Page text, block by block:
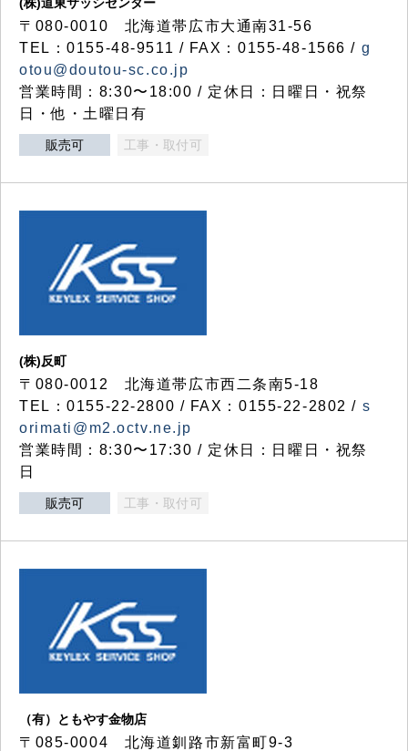
〒080-0010 北海道帯広市大通南31-56
TEL：0155-48-9511 / FAX：0155-48-1566 / g
otou@doutou-sc.co.jp
営業時間：8:30〜18:00 / 定休日：日曜日・祝祭
日・他・土曜日有
販売可 工事・取付可
(株)反町
〒080-0012 北海道帯広市西二条南5-18
TEL：0155-22-2800 / FAX：0155-22-2802 / s
orimati@m2.octv.ne.jp
営業時間：8:30〜17:30 / 定休日：日曜日・祝祭
日
販売可 工事・取付可
（有）ともやす金物店
〒085-0004 北海道釧路市新富町9-3